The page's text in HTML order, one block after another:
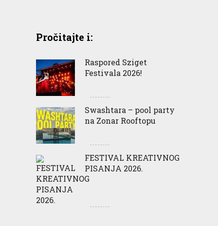
Pročitajte i:
Raspored Sziget
Festivala 2026!
Swashtara – pool party
na Zonar Rooftopu
FESTIVAL KREATIVNOG
PISANJA 2026.